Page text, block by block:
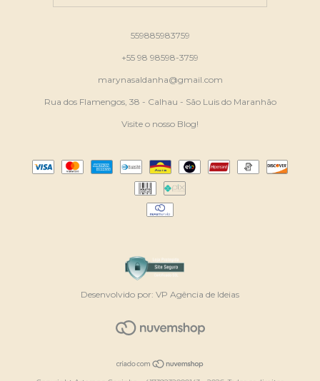
559885983759
+55 98 98598-3759
marynasaldanha@gmail.com
Rua dos Flamengos, 38 - Calhau - São Luis do Maranhão
Visite o nosso Blog!
Desenvolvido por: VP Agência de Ideias